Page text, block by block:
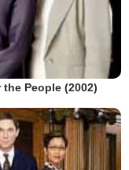
the People (2002)